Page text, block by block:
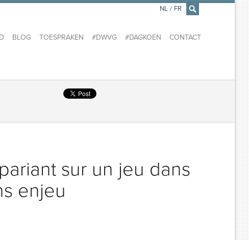
×
BLOG TOESPRAKEN #DWVG #DAGKOEN CONTACT
NL / FR
sur un jeu dans
enjeu